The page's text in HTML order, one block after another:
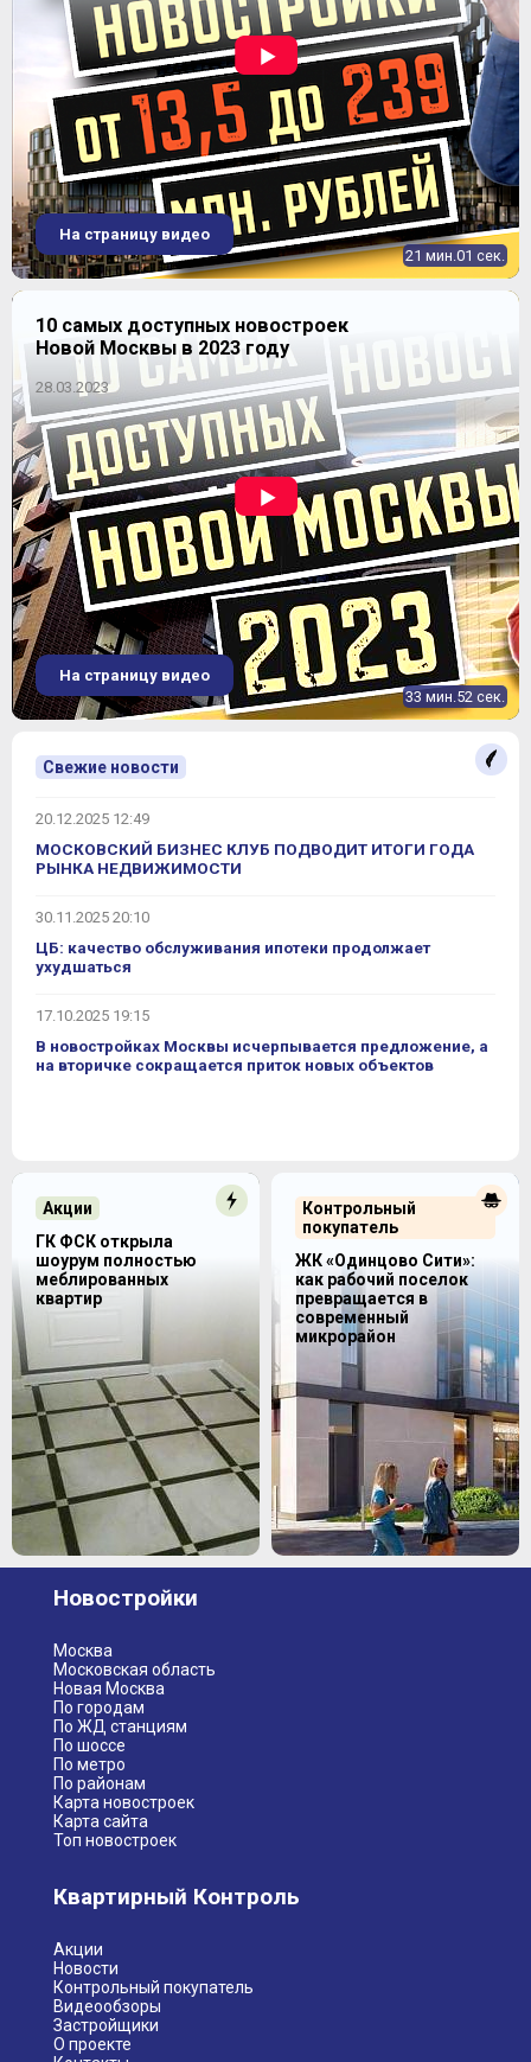
ЖК "Государев дом"
21 мин.01 сек.
На страницу видео
10 самых доступных новостроек
Новой Москвы в 2023 году
28.03.2023
33 мин.52 сек.
На страницу видео
Свежие новости
20.12.2025 12:49
МОСКОВСКИЙ БИЗНЕС КЛУБ ПОДВОДИТ ИТОГИ ГОДА
РЫНКА НЕДВИЖИМОСТИ
30.11.2025 20:10
ЦБ: качество обслуживания ипотеки продолжает
ухудшаться
17.10.2025 19:15
В новостройках Москвы исчерпывается предложение, а
на вторичке сокращается приток новых объектов
Контрольный
покупатель
ЖК «Одинцово Сити»:
как рабочий поселок
превращается в
современный
микрорайон
Акции
ГК ФСК открыла
шоурум полностью
меблированных
квартир
Новостройки
Москва
Московская область
Новая Москва
По городам
По ЖД станциям
По шоссе
По метро
По районам
Карта новостроек
Карта сайта
Топ новостроек
Квартирный Контроль
Акции
Новости
Контрольный покупатель
Видеообзоры
Застройщики
О проекте